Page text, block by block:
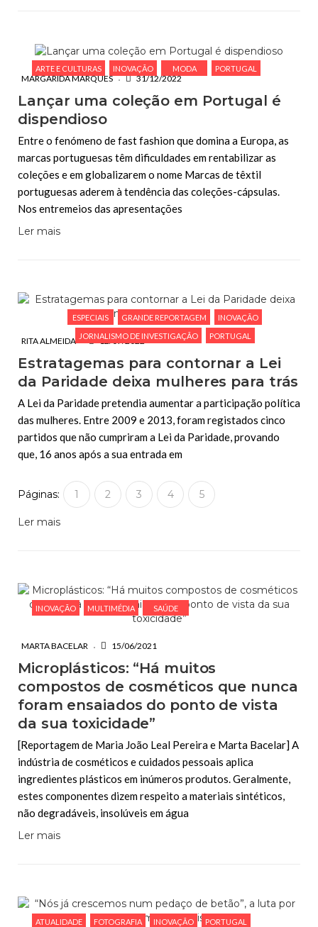
ARTE E CULTURAS INOVAÇÃO MODA PORTUGAL
MARGARIDA MARQUES 31/12/2022
Lançar uma coleção em Portugal é
dispendioso
Entre o fenómeno de fast fashion que domina a Europa, as
marcas portuguesas têm dificuldades em rentabilizar as
coleções e em globalizarem o nome Marcas de têxtil
portuguesas aderem à tendência das coleções-cápsulas.
Nos entremeios das apresentações
Ler mais
ESPECIAIS GRANDE REPORTAGEM
INOVAÇÃO
JORNALISMO DE INVESTIGAÇÃO
PORTUGAL
RITA ALMEIDA 12/07/2022
Estratagemas para contornar a Lei
da Paridade deixa mulheres para trás
A Lei da Paridade pretendia aumentar a participação política
das mulheres. Entre 2009 e 2013, foram registados cinco
partidos que não cumpriram a Lei da Paridade, provando
que, 16 anos após a sua entrada em
Páginas: 1 2 3 4 5
Ler mais
INOVAÇÃO MULTIMÉDIA SAÚDE
MARTA BACELAR 15/06/2021
Microplásticos: “Há muitos
compostos de cosméticos que nunca
foram ensaiados do ponto de vista
da sua toxicidade”
[Reportagem de Maria João Leal Pereira e Marta Bacelar] A
indústria de cosméticos e cuidados pessoais aplica
ingredientes plásticos em inúmeros produtos. Geralmente,
estes componentes dizem respeito a materiais sintéticos,
não degradáveis, insolúveis em água
Ler mais
ATUALIDADE FOTOGRAFIA INOVAÇÃO PORTUGAL